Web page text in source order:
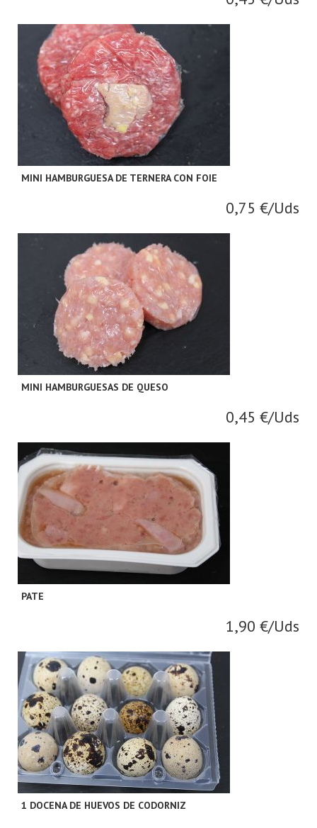
MINI HAMBURGUESA DE TERNERA CON FOIE
0,75 €/Uds
MINI HAMBURGUESAS DE QUESO
0,45 €/Uds
PATE
1,90 €/Uds
1 DOCENA DE HUEVOS DE CODORNIZ